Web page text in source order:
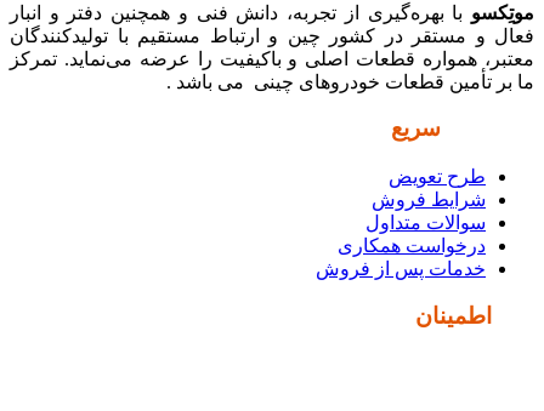
موتِکسو با بهره‌گیری از تجربه، دانش فنی و همچنین دفتر و انبار
فعال و مستقر در کشور چین و ارتباط مستقیم با تولیدکنندگان
معتبر، همواره قطعات اصلی و باکیفیت را عرضه می‌نماید. تمرکز
ما بر تأمین قطعات خودروهای چینی می باشد .
سریع
طرح تعویض
شرایط فروش
سوالات متداول
درخواست همکاری
خدمات پس از فروش
اطمینان